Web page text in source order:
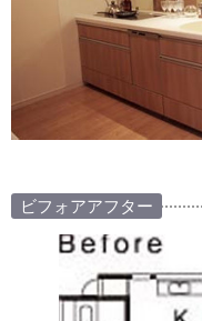
ビフォアアフター